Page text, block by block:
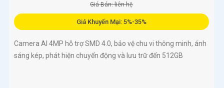
Giá Bán: liên hệ
Giá Khuyến Mại: 5%-35%
Camera AI 4MP hỗ trợ SMD 4.0, bảo vệ chu vi thông minh, ánh
sáng kép, phát hiện chuyển động và lưu trữ đến 512GB